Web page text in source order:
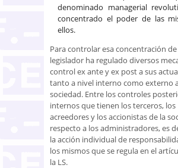
denominado managerial
concentrado el poder de las
ellos.
Para controlar esa concentración
legislador ha regulado diversos
control ex ante y ex post a sus
tanto a nivel interno como externo
sociedad. Entre los controles
internos que tienen los terceros, los
acreedores y los accionistas de la
respecto a los administradores, es
la acción individual de
los mismos que se regula en el
la LS.